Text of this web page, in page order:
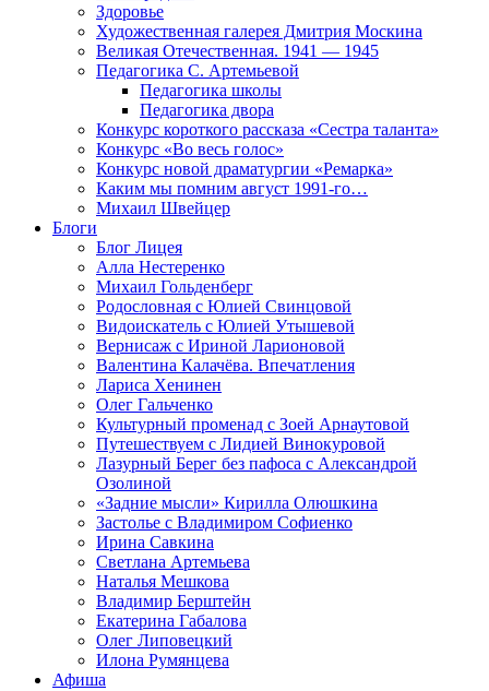
Здоровье
Художественная галерея Дмитрия Москина
Великая Отечественная. 1941 — 1945
Педагогика С. Артемьевой
Педагогика школы
Педагогика двора
Конкурс короткого рассказа «Сестра таланта»
Конкурс «Во весь голос»
Конкурс новой драматургии «Ремарка»
Каким мы помним август 1991-го…
Михаил Швейцер
Блоги
Блог Лицея
Алла Нестеренко
Михаил Гольденберг
Родословная с Юлией Свинцовой
Видоискатель с Юлией Утышевой
Вернисаж с Ириной Ларионовой
Валентина Калачёва. Впечатления
Лариса Хенинен
Олег Гальченко
Культурный променад с Зоей Арнаутовой
Путешествуем с Лидией Винокуровой
Лазурный Берег без пафоса с Александрой
Озолиной
«Задние мысли» Кирилла Олюшкина
Застолье с Владимиром Софиенко
Ирина Савкина
Светлана Артемьева
Наталья Мешкова
Владимир Берштейн
Екатерина Габалова
Олег Липовецкий
Илона Румянцева
Афиша